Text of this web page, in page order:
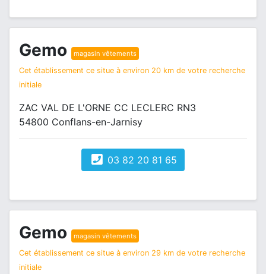
Gemo magasin vêtements
Cet établissement ce situe à environ 20 km de votre recherche
initiale
ZAC VAL DE L'ORNE CC LECLERC RN3
54800 Conflans-en-Jarnisy
03 82 20 81 65
Gemo magasin vêtements
Cet établissement ce situe à environ 29 km de votre recherche
initiale